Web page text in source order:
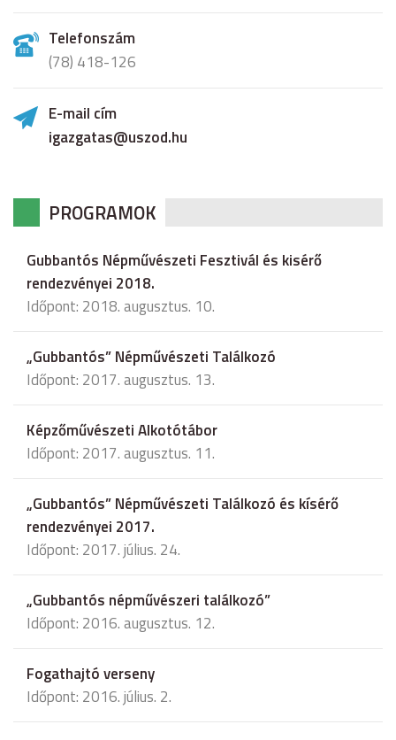
Telefonszám
(78) 418-126
E-mail cím
igazgatas@uszod.hu
PROGRAMOK
Gubbantós Népművészeti Fesztivál és kisérő
rendezvényei 2018.
Időpont: 2018. augusztus. 10.
„Gubbantós” Népművészeti Találkozó
Időpont: 2017. augusztus. 13.
Képzőművészeti Alkotótábor
Időpont: 2017. augusztus. 11.
„Gubbantós” Népművészeti Találkozó és kísérő
rendezvényei 2017.
Időpont: 2017. július. 24.
„Gubbantós népművészeri találkozó”
Időpont: 2016. augusztus. 12.
Fogathajtó verseny
Időpont: 2016. július. 2.